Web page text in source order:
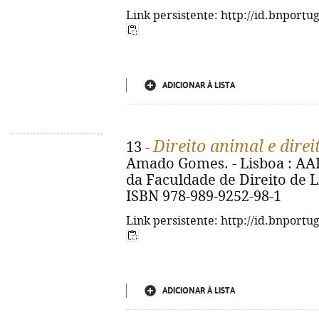
Link persistente: http://
ADICIONAR À LISTA
13 -Direito animal e
Amado Gomes. - Lisboa :
da Faculdade de Direito de
ISBN 978-989-9252-98-1
Link persistente: http://
ADICIONAR À LISTA